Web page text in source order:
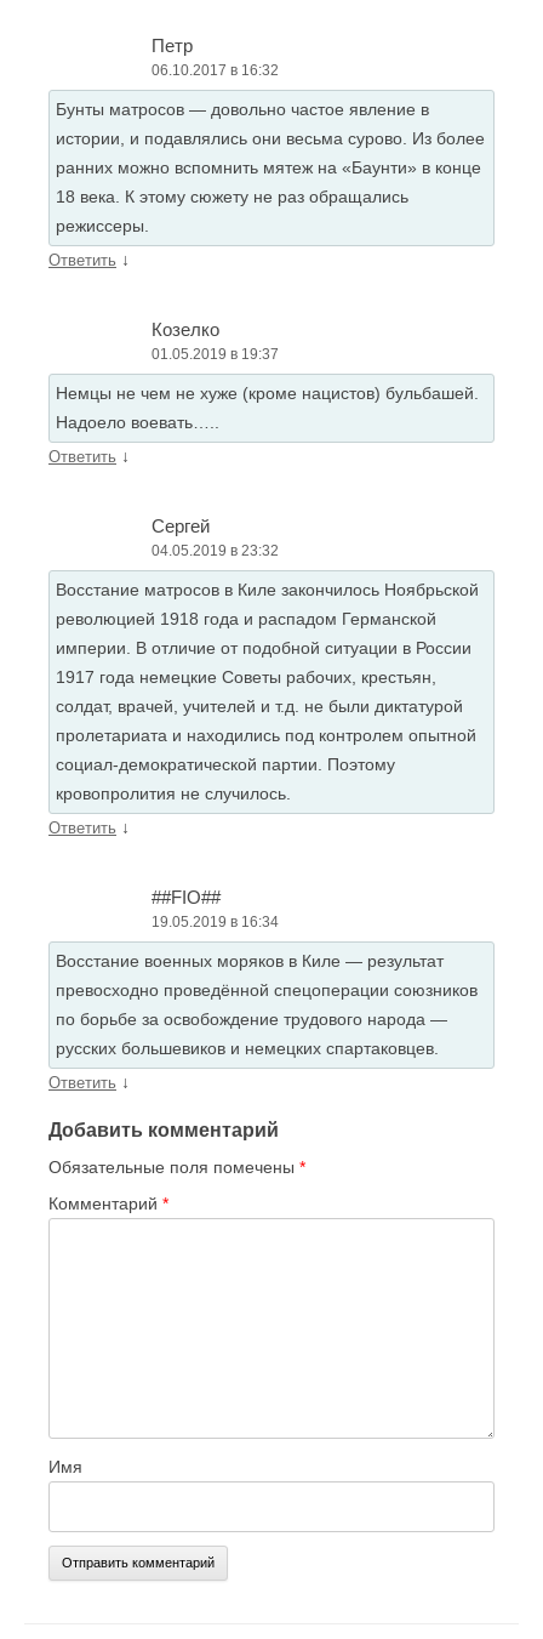
Петр
06.10.2017 в 16:32
Бунты матросов — довольно частое явление в
истории, и подавлялись они весьма сурово. Из более
ранних можно вспомнить мятеж на «Баунти» в конце
18 века. К этому сюжету не раз обращались
режиссеры.
Ответить ↓
Козелко
01.05.2019 в 19:37
Немцы не чем не хуже (кроме нацистов) бульбашей.
Надоело воевать…..
Ответить ↓
Сергей
04.05.2019 в 23:32
Восстание матросов в Киле закончилось Ноябрьской
революцией 1918 года и распадом Германской
империи. В отличие от подобной ситуации в России
1917 года немецкие Советы рабочих, крестьян,
солдат, врачей, учителей и т.д. не были диктатурой
пролетариата и находились под контролем опытной
социал-демократической партии. Поэтому
кровопролития не случилось.
Ответить ↓
##FIO##
19.05.2019 в 16:34
Восстание военных моряков в Киле — результат
превосходно проведённой спецоперации союзников
по борьбе за освобождение трудового народа —
русских большевиков и немецких спартаковцев.
Ответить ↓
Добавить комментарий
Обязательные поля помечены *
Комментарий *
Имя